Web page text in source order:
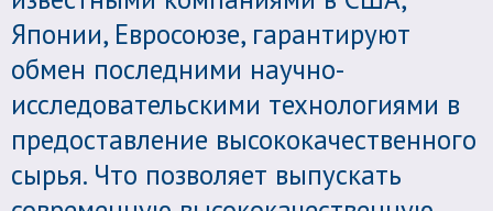
Японии, Евросоюзе, гарантируют
обмен последними научно-
исследовательскими технологиями в
предоставление высококачественного
сырья. Что позволяет выпускать